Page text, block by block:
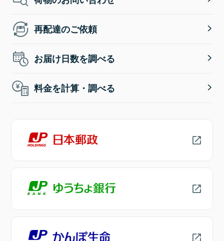
再配達のご依頼
お届け日数を調べる
料金を計算・調べる